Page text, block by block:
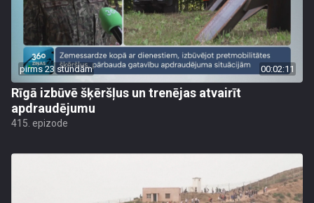
pirms 23 stundām 00:02:11
Rīgā izbūvē šķēršļus un trenējas atvairīt
apdraudējumu
415. epizode